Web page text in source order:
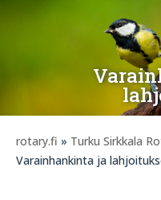
rotary.fi » Turku Sirkkala
Varainhankinta ja